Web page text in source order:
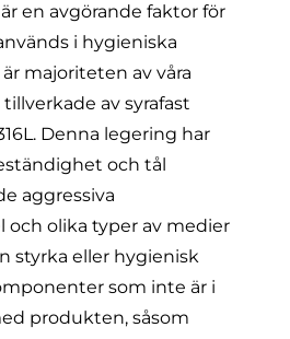
en avgörande faktor för
i hygieniska
majoriteten av våra
av syrafast
Denna legering har
och tål
aggressiva
och olika typer av medier
styrka eller hygienisk
som inte är i
produkten, såsom